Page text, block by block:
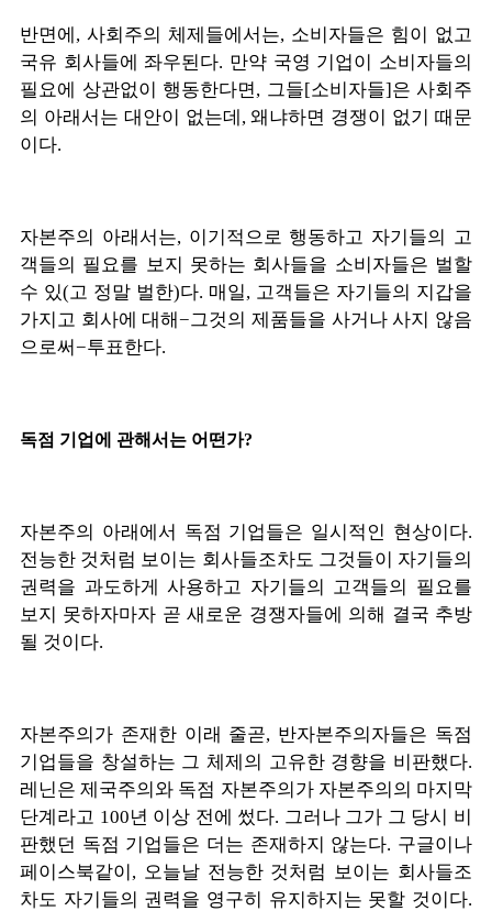
반면에 , 사회주의 체제들에서는, 소비자들은 힘이 없고
국유 회사들에 좌우된다. 만약 국영 기업이 소비자들의
필요에 상관없이 행동한다면, 그들[소비자들]은 사회주
의 아래서는 대안이 없는데 ,왜냐하면 경쟁이 없기 때문
이다.
자본주의 아래서는, 이기적으로 행동하고 자기들의 고
객들의 필요를 보지 못하는 회사들을 소비자들은 벌할
수 있(고 정말 벌한)다. 매일, 고객들은 자기들의 지갑을
가지고 회사에 대해−그것의 제품들을 사거나 사지 않음
으로써−투표한다.
독점 기업에 관해서는 어떤가?
자본주의 아래에서 독점 기업들은 일시적인 현상이다.
전능한 것처럼 보이는 회사들조차도 그것들이 자기들의
권력을 과도하게 사용하고 자기들의 고객들의 필요를
보지 못하자마자 곧 새로운 경쟁자들에 의해 결국 추방
될 것이다.
자본주의가 존재한 이래 줄곧, 반자본주의자들은 독점
기업들을 창설하는 그 체제의 고유한 경향을 비판했다.
레닌은 제국주의와 독점 자본주의가 자본주의의 마지막
단계라고 100년 이상 전에 썼다. 그러나 그가 그 당시 비
판했던 독점 기업들은 더는 존재하지 않는다. 구글이나
페이스북같이 , 오늘날 전능한 것처럼 보이는 회사들조
차도 자기들의 권력을 영구히 유지하지는 못할 것이다.